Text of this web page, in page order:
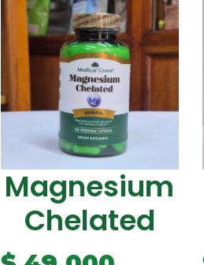
Magnesium
Chelated